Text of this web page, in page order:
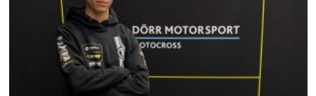
Rakow
und
sein
Weg
zu
Triumph